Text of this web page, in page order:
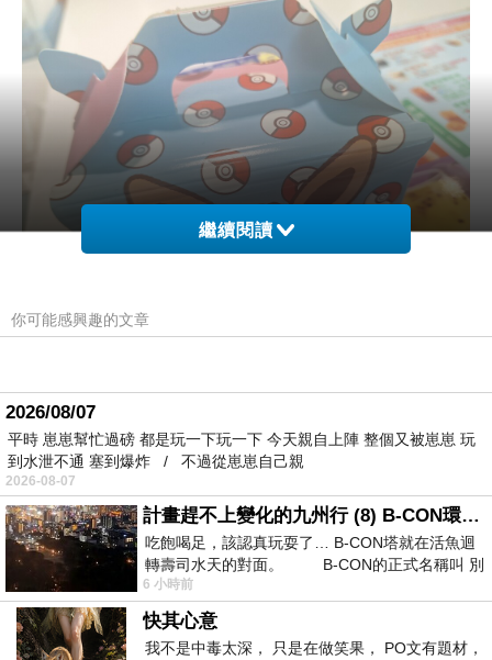
繼續閱讀
你可能感興趣的文章
2026/08/07
平時 崽崽幫忙過磅 都是玩一下玩一下 今天親自上陣 整個又被崽崽 玩
到水泄不通 塞到爆炸 / 不過從崽崽自己親
2026-08-07
計畫趕不上變化的九州行 (8) B-CON環球塔
吃飽喝足，該認真玩耍了… B-CON塔就在活魚迴
轉壽司水天的對面。 B-CON的正式名稱叫 別
6 小時前
快其心意
我不是中毒太深， 只是在做笑果， PO文有題材，